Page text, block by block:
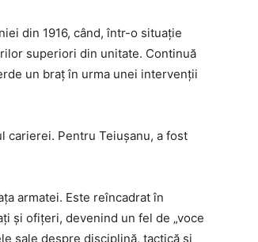
din 1916, când, într-o situație
superiori din unitate. Continuă
un braț în urma unei intervenții
carierei. Pentru Teiușanu, a fost
armatei. Este reîncadrat în
și ofițeri, devenind un fel de „voce
sale despre disciplină, tactică și